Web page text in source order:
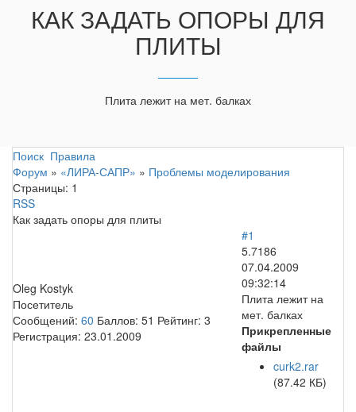
КАК ЗАДАТЬ ОПОРЫ ДЛЯ
ПЛИТЫ
Плита лежит на мет. балках
Поиск Правила
Форум » «ЛИРА-САПР» » Проблемы моделирования
Страницы: 1
RSS
Как задать опоры для плиты
Oleg Kostyk
Посетитель
Сообщений: 60 Баллов: 51 Рейтинг: 3
Регистрация: 23.01.2009
#1
5.7186
07.04.2009
09:32:14
Плита лежит на
мет. балках
Прикрепленные
файлы
curk2.rar
(87.42 КБ)